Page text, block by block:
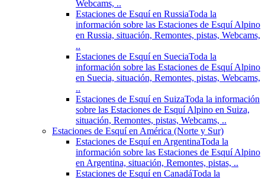
Webcams, ..
Estaciones de Esquí en RussiaToda la
información sobre las Estaciones de Esquí Alpino
en Russia, situación, Remontes, pistas, Webcams,
..
Estaciones de Esquí en SueciaToda la
información sobre las Estaciones de Esquí Alpino
en Suecia, situación, Remontes, pistas, Webcams,
..
Estaciones de Esquí en SuizaToda la información
sobre las Estaciones de Esquí Alpino en Suiza,
situación, Remontes, pistas, Webcams, ..
Estaciones de Esquí en América (Norte y Sur)
Estaciones de Esquí en ArgentinaToda la
información sobre las Estaciones de Esquí Alpino
en Argentina, situación, Remontes, pistas, ..
Estaciones de Esquí en CanadáToda la